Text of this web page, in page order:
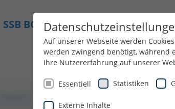
SSB BONN SPORTJUGEND
Auf unserer Webseite werden
werden zwingend benötigt, während
Ihre Nutzererfahrung auf unserer
Essentiell Statistiken
Externe Inhalte